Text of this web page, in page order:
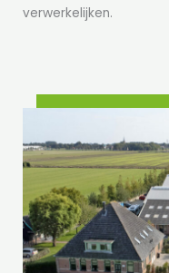
verwerkelijken.